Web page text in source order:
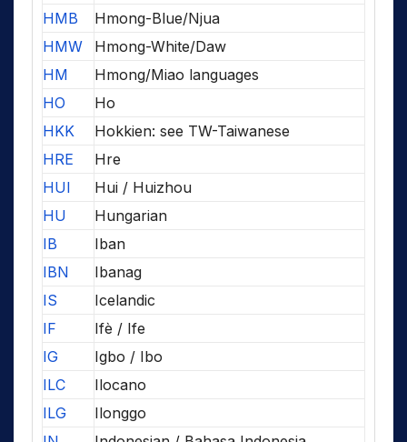
HMB
Hmong-Blue/Njua
HMW
Hmong-White/Daw
HM
Hmong/Miao languages
HO
Ho
HKK
Hokkien: see TW-Taiwanese
HRE
Hre
HUI
Hui / Huizhou
HU
Hungarian
IB
Iban
IBN
Ibanag
IS
Icelandic
IF
Ifè / Ife
IG
Igbo / Ibo
ILC
Ilocano
ILG
Ilonggo